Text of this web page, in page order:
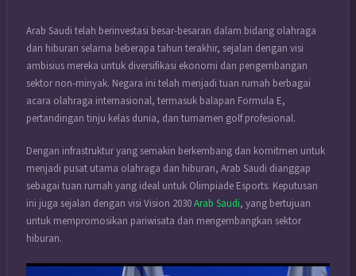
Arab Saudi telah berinvestasi besar-besaran dalam bidang olahraga
dan hiburan selama beberapa tahun terakhir, sejalan dengan visi
ambisius mereka untuk diversifikasi ekonomi dan pengembangan
sektor non-minyak. Negara ini telah menjadi tuan rumah berbagai
acara olahraga internasional, termasuk balapan Formula E,
pertandingan tinju kelas dunia, dan turnamen golf profesional.
Dengan infrastruktur yang semakin berkembang dan komitmen untuk
menjadi pusat utama olahraga dan hiburan, Arab Saudi dianggap
sebagai tuan rumah yang ideal untuk Olimpiade Esports. Keputusan
ini juga sejalan dengan visi Vision 2030Arab Saudi, yang bertujuan
untuk mempromosikan pariwisata dan mengembangkan sektor
hiburan.